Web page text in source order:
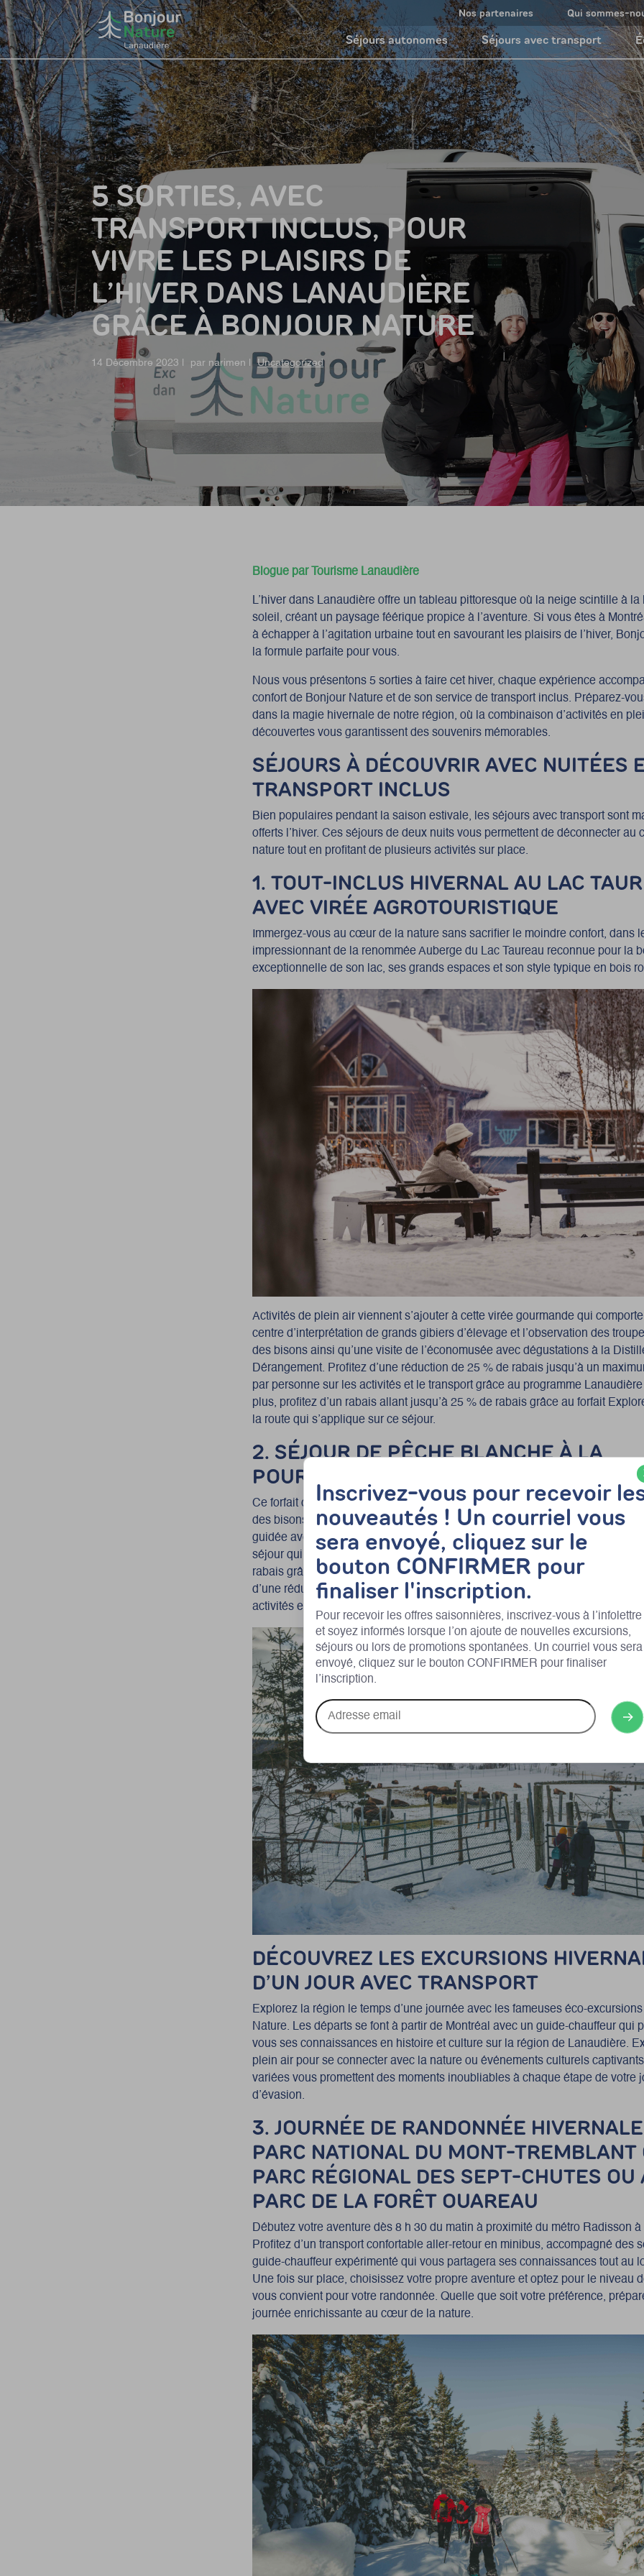
Inscrivez-vous pour recevoir
nouveautés ! Un courriel vous
sera envoyé, cliquez sur le
bouton CONFIRMER pour
finaliser l'inscription.
Pour recevoir les offres saisonnières, inscrivez-vous à l’infolettre
et soyez informés lorsque l’on ajoute de nouvelles excursions,
séjours ou lors de promotions spontanées. Un courriel vous sera
envoyé, cliquez sur le bouton CONFIRMER pour finaliser
l’inscription.
Adresse
email
Nos partenaires Qui sommes-
Séjours autonomes Séjours avec transport
5 SORTIES, AVEC
TRANSPORT INCLUS, POUR
VIVRE LES PLAISIRS DE
L’HIVER DANS LANAUDIÈRE
GRÂCE À BONJOUR NATURE
14 Décembre 2023 | par narimen |Uncategorized
Blogue par Tourisme Lanaudière
L’hiver dans Lanaudière offre un tableau pittoresque où la neige scintille à la
soleil, créant un paysage féérique propice à l’aventure. Si vous êtes à
à échapper à l’agitation urbaine tout en savourant les plaisirs de l’hiver,
la formule parfaite pour vous.
Nous vous présentons 5 sorties à faire cet hiver, chaque expérience
confort de Bonjour Nature et de son service de transport inclus. Préparez-
dans la magie hivernale de notre région, où la combinaison d’activités en
découvertes vous garanti ssent des souvenirs mémorables.
SÉJOURS À DÉCOUVRIR AVEC NUITÉES
TRANSPORT INCLUS
Bien populaires pendant la saison estivale, les séjours avec transport sont
offerts l’hiver. Ces séjours de deux nuits vous permettent de déconnecter au
nature tout en profitant de plusieurs activités sur place.
1. TOUT-INCLUS HIVERNAL AU LAC
AVEC VIRÉE AGROTOURISTIQUE
Immergez-vous au cœur de la nature sans sacrifier le moindre confort, dans
impressionnant de la renommée Auberge du Lac Taureau reconnue pour la
exceptionnelle de son lac, ses grands espaces et son style typique en bois
Activités de plein air viennent s’ajouter à cette virée gourmande qui
centre d’interprétation de grands gibiers d’élevage et l’observation des
des bisons ainsi qu’une visite de l’économusée avec dégustations à la
Dérangement. Profitez d’une réduction de 25 % de rabais jusqu’à un
par personne sur les activités et le transport grâce au programme
plus, profitez d’un rabais allant jusqu’à 25 % de rabais grâce au forfait
la route qui s’applique sur ce séjour.
2. SÉJOUR DE PÊCHE BLANCHE À LA
POURVOIRIE DOMAINE BAZINET.
Ce forfait comblera certainement les amoureux du plein air qui sont actifs!
des bisons, nuitées avec une panoplie d’activités à la Pourvoirie Domaine
guidée avec dégustations à la Distillerie Grand Dérangement figurent au
séjour qui promet d’être inoubliable. De plus, profitez d’un rabais allant
rabais grâce au forfait Explore Québec sur la route qui s’applique sur ce
d’une réduction de 25 % de rabais jusqu’à un maximum de 100 $ par
activités et le transport grâce au programme Lanaudière en bus.
DÉCOUVREZ LES EXCURSIONS
D’UN JOUR AVEC TRANSPORT
Explorez la région le temps d’une journée avec les fameuses éco-
Nature. Les départs se font à partir de Montréal avec un guide-chauffeur qui
vous ses connaissances en histoire et culture sur la région de Lanaudière.
plein air pour se connecter avec la nature ou événements culturels
variées vous promettent des moments inoubliables à chaque étape de votre
d’évasion.
3.JOURNÉE DE RANDONNÉE
PARC NATIONAL DU MONT-TREMBLANT
PARC RÉGIONAL DES SEPT-CHUTES OU
PARC DE LA FORÊT OUAREAU
Débutez votre aventure dès 8 h 30 du matin à proximité du métro Radisson à
Profitez d’un transport confortable aller-retour en minibus, accompagné des
guide-chauffeur expérimenté qui vous partagera ses connaissances tout au
Une fois sur place, choisissez votre propre aventure et optez pour le niveau
vous convient pour votre randonnée. Quelle que soit votre préférence,
journée enrichissante au cœur de la nature.